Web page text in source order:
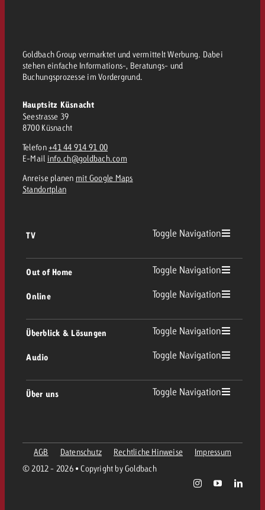
Goldbach Group vermarktet und vermittelt Werbung. Dabei
stehen einfache Informations-, Beratungs- und
Buchungsprozesse im Vordergrund.
Hauptsitz Küsnacht
Seestrasse 39
8700 Küsnacht
Telefon +41 44 914 91 00
E-Mail info.ch@goldbach.com
Anreise planen mit Google Maps
Standortplan
TV Toggle Navigation
Werberichtlinien
Out of Home Toggle Navigation
Out of Home Übersicht
Plakatwerbung
Digital Out of Home
Kontaktiere das OOH-Team
Online Toggle Navigation
Werbemittel-Anlieferung
Überblick & Lösungen Toggle Navigation
Beratung & Crossmedia
Werbeformate
Audio Toggle Navigation
Digital Audio
Über uns Toggle Navigation
Team
© 2012 - 2026 • Copyright by Goldbach
AGB Datenschutz Rechtliche Hinweise Impressum